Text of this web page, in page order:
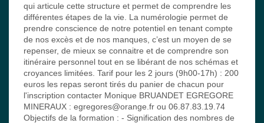
qui articule cette structure et permet de comprendre les
différentes étapes de la vie. La numérologie permet de
prendre conscience de notre potentiel en tenant compte
de nos excès et de nos manques, c’est un moyen de se
repenser, de mieux se connaitre et de comprendre son
itinéraire personnel tout en se libérant de nos schémas et
croyances limitées. Tarif pour les 2 jours (9h00-17h) : 200
euros les repas seront tirés du panier de chacun pour
l'inscription contacter Monique BRUANDET EGREGORE
MINERAUX : egregores@orange.fr ou 06.87.83.19.74
Objectifs de la formation : - Signification des nombres de